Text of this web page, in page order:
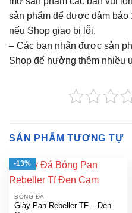
sản phẩm để được đảm
nếu Shop giao bị lỗi.
– Các bạn nhận được sản
Shop để hưởng thêm nhiều
SẢN PHẨM TƯƠNG TỰ
-13%
BÓNG ĐÁ
Giày Pan Rebeller TF – Đen